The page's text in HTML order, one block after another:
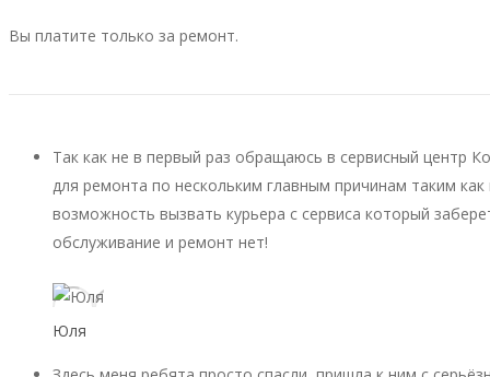
Вы платите только за ремонт.
Так как не в первый раз обращаюсь в сервисный центр
для ремонта по нескольким главным причинам таким
возможность вызвать курьера с сервиса который
обслуживание и ремонт нет!
Юля